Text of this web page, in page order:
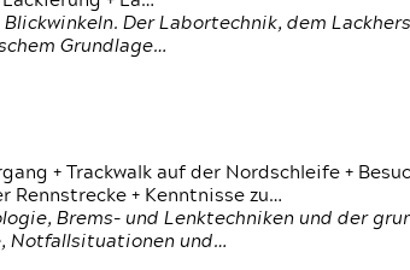
Der Labortechnik, dem
Grundlage…
+ Trackwalk auf der Nordschleife +
Rennstrecke + Kenntnisse zu…
Brems- und Lenktechniken und der
Notfallsituationen und…